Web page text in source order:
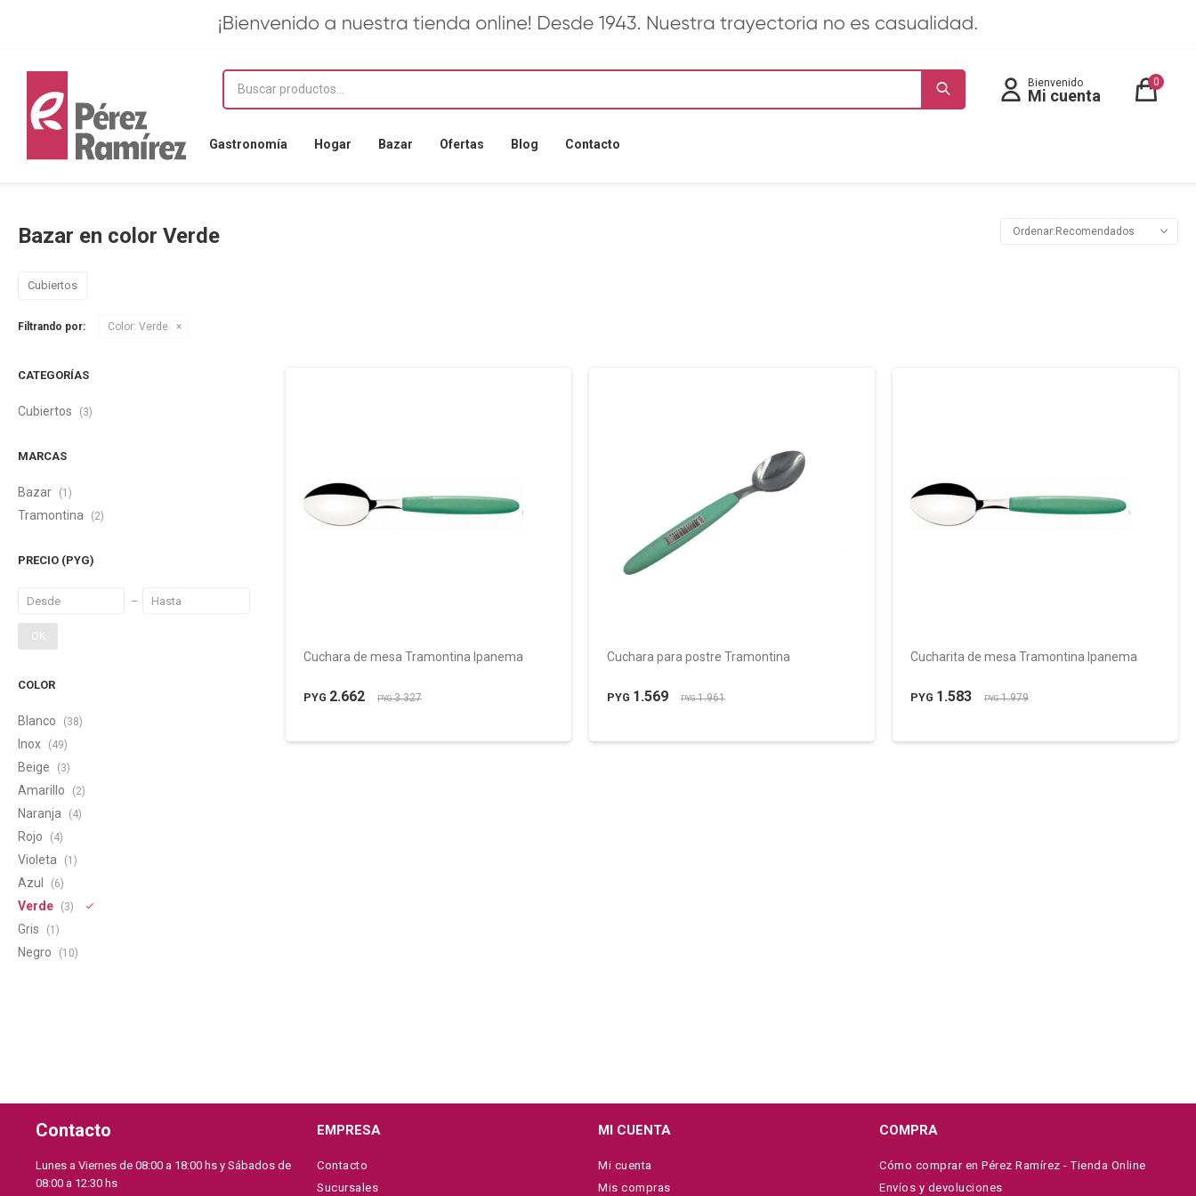
Gastronomía Hogar Bazar Ofertas Blog Contacto
0
Bazar en color Verde Recomendados
Cubiertos
Filtrando por: Color: Verde
Cuchara de mesa Tramontina Ipanema
PYG 2.662 PYG3.327
Cuchara para postre Tramontina
PYG 1.569 PYG1.961
Cucharita de mesa Tramontina Ipanema
PYG 1.583 PYG1.979
CATEGORÍAS
Cubiertos (3)
MARCAS
Bazar (1)
Tramontina (2)
PRECIO (PYG)
OK
COLOR
Blanco (38)
Inox (49)
Beige (3)
Amarillo (2)
Naranja (4)
Rojo (4)
Violeta (1)
Azul (6)
Verde (3)
Gris (1)
Negro (10)
Contacto
Lunes a Viernes de 08:00 a 18:00 hs y Sábados de
08:00 a 12:30 hs
EMPRESA
Contacto
Sucursales
COMPRA
Cómo comprar en Pérez Ramírez - Tienda Online
Envíos y devoluciones
MI CUENTA
Mi cuenta
Mis compras